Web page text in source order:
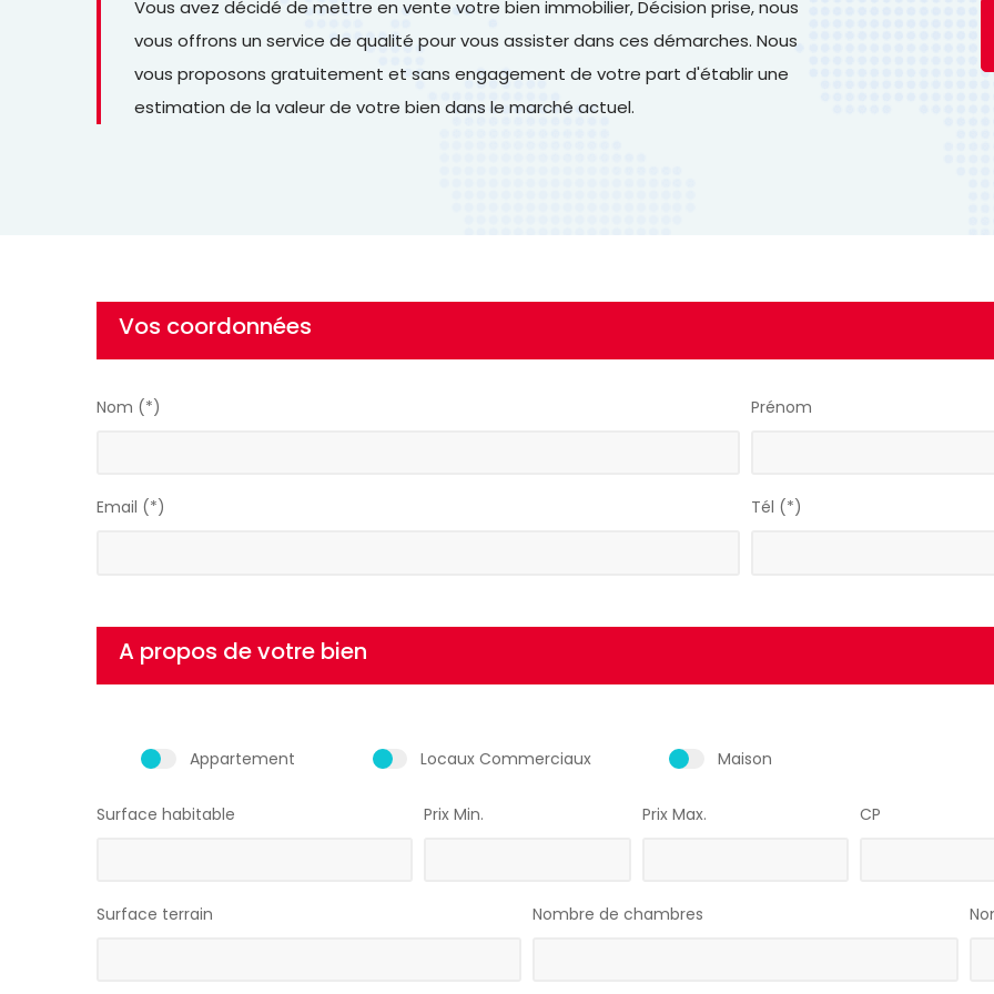
Vous avez décidé de mettre en vente votre bien immobilier, Décision prise, nous
vous offrons un service de qualité pour vous assister dans ces démarches. Nous
vous proposons gratuitement et sans engagement de votre part d'établir une
estimation de la valeur de votre bien dans le marché actuel.
Vos coordonnées
Nom (*) Prénom
Email (*) Tél (*)
A propos de votre bien
Appartement Locaux Commerciaux Maison
Surface habitable Prix Min. Prix Max. CP
Surface terrain Nombre de chambres